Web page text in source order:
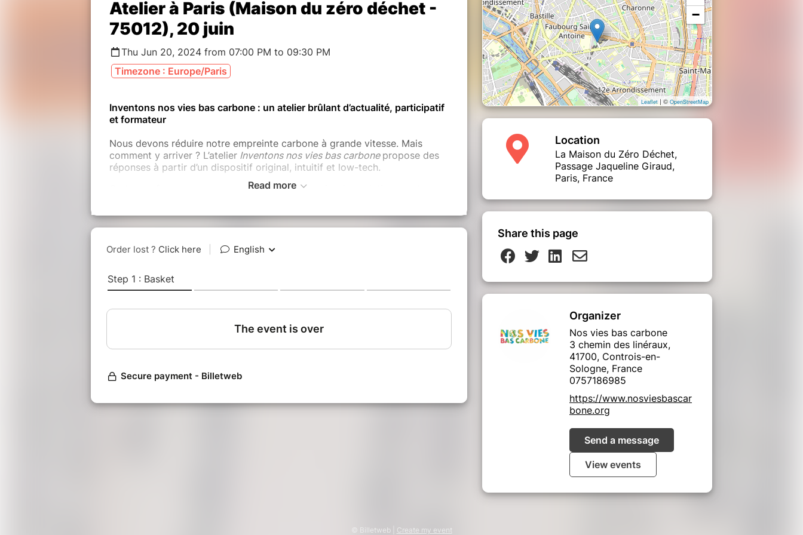
Atelier à Paris (Maison du zéro déchet -
75012), 20 juin
Thu Jun 20, 2024 from 07:00 PM to 09:30 PM
Timezone : Europe/Paris
Inventons nos vies bas carbone : un atelier brûlant d’actualité, participatif
et formateur
Nous devons réduire notre empreinte carbone à grande vitesse. Mais
comment y arriver ? L’atelier Inventons nos vies bas carbone propose des
réponses à partir d’un dispositif original, intuitif et low-tech.
Ce temps fort en groupe nous amène à construire des solutions et des
de temps de découvrir les ordres de grandeur liés aux réalités du
quotidien (alimentation, transport, logement…).
L'atelier nous montre qu’on peut vivre mieux en répondant à l’urgence
climatique. Il nous aide à comprendre pour agir efficacement et nous
L'atelier se déroule en deux temps. Le premier pour prendre conscience de
___
Animateur.rice
Read more
−
Leaflet | © OpenStreetMap
Location
La Maison du Zéro Déchet,
Passage Jaqueline Giraud,
Paris, France
Share this page
Organizer
Nos vies bas carbone
3 chemin des linéraux,
41700, Controis-en-
Sologne, France
0757186985
https://www.nosviesbascar
bone.org
Send a message
View events
© Billetweb | Create my event